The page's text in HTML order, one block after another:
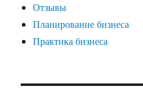
Отзывы
Планирование бизнеса
Практика бизнеса